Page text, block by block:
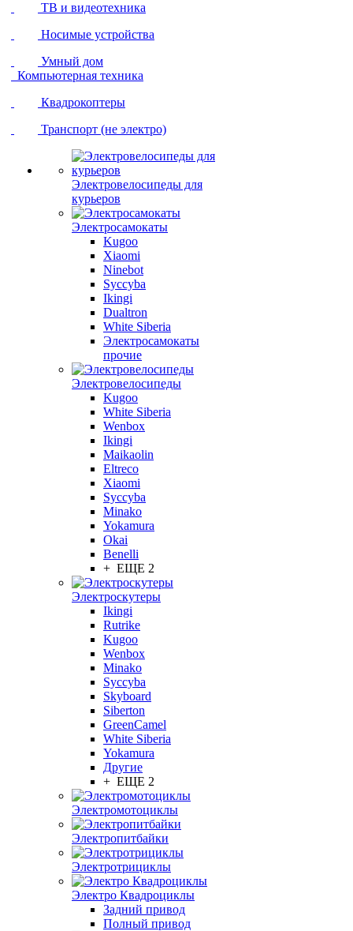
ТВ и видеотехника
Носимые устройства
Умный дом
Компьютерная техника
Квадрокоптеры
Транспорт (не электро)
Электровелосипеды для
курьеров
Электросамокаты
Kugoo
Xiaomi
Ninebot
Syccyba
Ikingi
Dualtron
White Siberia
Электросамокаты
прочие
Электровелосипеды
Kugoo
White Siberia
Wenbox
Ikingi
Maikaolin
Eltreco
Xiaomi
Syccyba
Minako
Yokamura
Okai
Benelli
+ ЕЩЕ 2
Электроскутеры
Ikingi
Rutrike
Kugoo
Wenbox
Minako
Syccyba
Skyboard
Siberton
GreenCamel
White Siberia
Yokamura
Другие
+ ЕЩЕ 2
Электромотоциклы
Электропитбайки
Электротрициклы
Электро Квадроциклы
Задний привод
Полный привод